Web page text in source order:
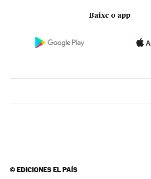
Baixe o app
©EDICIONES EL PAÍS